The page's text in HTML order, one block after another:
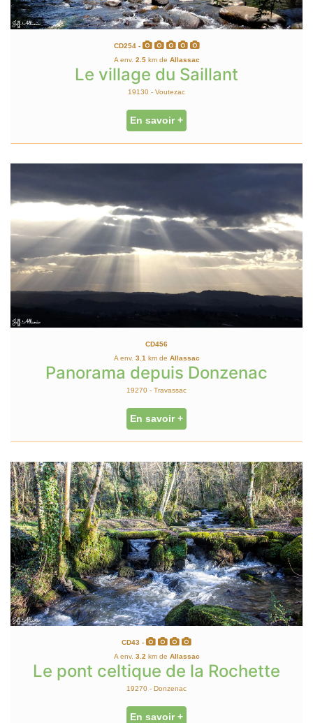
CD254 -
A env. 2.5km de Allassac
Le village du Saillant
19130 - Voutezac
En savoir +
CD456
A env. 3.1km de Allassac
Panorama depuis Donzenac
19270 - Travassac
En savoir +
CD43 -
A env. 3.2km de Allassac
Le pont celtique de la Rochette
19270 - Donzenac
En savoir +